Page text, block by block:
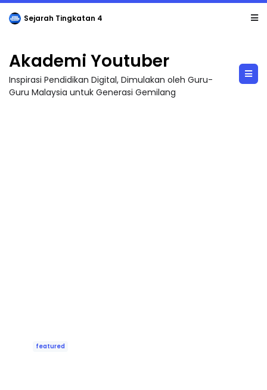
Sejarah Tingkatan 4
Akademi Youtuber
Inspirasi Pendidikan Digital, Dimulakan oleh Guru-
Guru Malaysia untuk Generasi Gemilang
featured